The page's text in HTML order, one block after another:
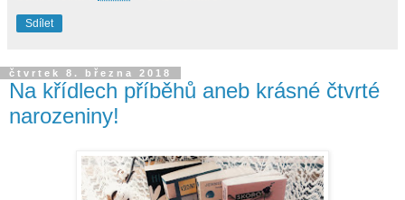
Sdílet
čtvrtek 8. března 2018
Na křídlech příběhů aneb krásné čtvrté
narozeniny!